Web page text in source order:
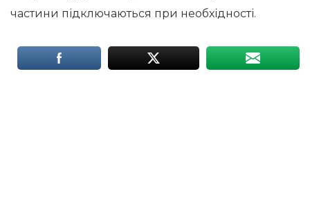
частини підключаються при необхідності.